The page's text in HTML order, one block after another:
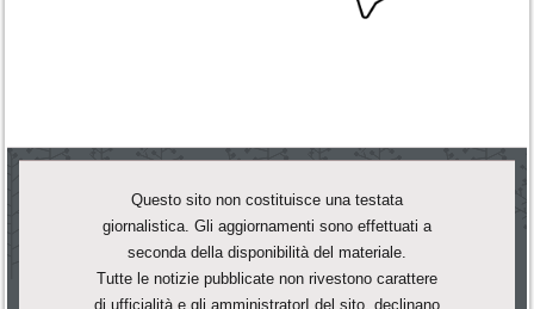
Questo sito non costituisce una testata
giornalistica. Gli aggiornamenti sono effettuati a
seconda della disponibilità del materiale.
Tutte le notizie pubblicate non rivestono carattere
di ufficialità e gli amministratorI del sito, declinano